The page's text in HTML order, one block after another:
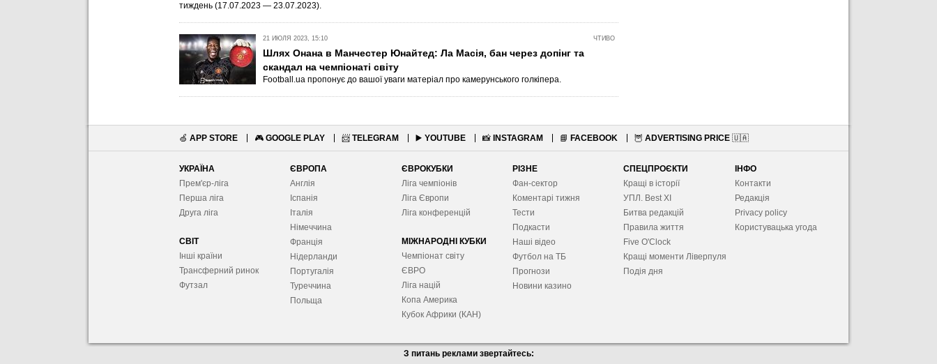
тиждень (17.07.2023 — 23.07.2023).
ЧТИВО
21 ИЮЛЯ 2023, 15:10
Шлях Онана в Манчестер Юнайтед: Ла Масія, бан через допінг та
скандал на чемпіонаті світу
Football.ua пропонує до вашої уваги матеріал про камерунського голкіпера.
🍏 APP STORE 🎮 GOOGLE PLAY 📨 TELEGRAM ▶️ YOUTUBE 📸 INSTAGRAM 📘 FACEBOOK 🦉 ADVERTISING PRICE 🇺🇦
УКРАЇНА
Прем'єр-ліга
Перша ліга
Друга ліга
СВІТ
Інші країни
Трансферний ринок
Футзал
ЄВРОПА
Англія
Іспанія
Італія
Німеччина
Франція
Нідерланди
Португалія
Туреччина
Польща
ЄВРОКУБКИ
Ліга чемпіонів
Ліга Європи
Ліга конференцій
МІЖНАРОДНІ КУБКИ
Чемпіонат світу
ЄВРО
Ліга націй
Копа Америка
Кубок Африки (КАН)
РІЗНЕ
Фан-сектор
Коментарі тижня
Тести
Подкасти
Наші відео
Футбол на ТБ
Прогнози
Новини казино
СПЕЦПРОЄКТИ
Кращі в історії
УПЛ. Best XІ
Битва редакцій
Правила життя
Five O'Clock
Кращі моменти Ліверпуля
Подія дня
ІНФО
Контакти
Редакція
Privacy policy
Користувацька угода
З питань реклами звертайтесь: